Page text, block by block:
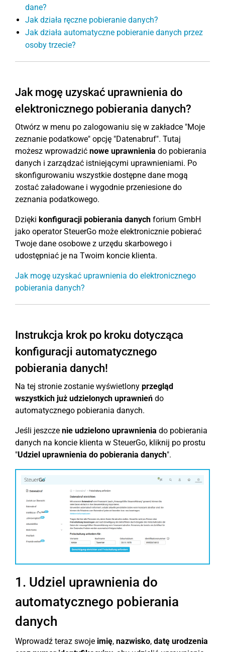
dane?
Jak działa ręczne pobieranie danych?
Jak działa automatyczne pobieranie danych przez
osoby trzecie?
Jak mogę uzyskać uprawnienia do
elektronicznego pobierania danych?
Otwórz w menu po zalogowaniu się w zakładce "Moje
zeznanie podatkowe" opcję "Datenabruf". Tutaj
możesz wprowadzić nowe uprawnienia do pobierania
danych i zarządzać istniejącymi uprawnieniami. Po
skonfigurowaniu wszystkie dostępne dane mogą
zostać załadowane i wygodnie przeniesione do
zeznania podatkowego.
Dzięki konfiguracji pobierania danych forium GmbH
jako operator SteuerGo może elektronicznie pobierać
Twoje dane osobowe z urzędu skarbowego i
udostępniać je na Twoim koncie klienta.
Jak mogę uzyskać uprawnienia do elektronicznego
pobierania danych?
Instrukcja krok po kroku dotycząca
konfiguracji automatycznego
pobierania danych!
Na tej stronie zostanie wyświetlony przegląd
wszystkich już udzielonych uprawnień do
automatycznego pobierania danych.
Jeśli jeszcze nie udzielono uprawnienia do pobierania
danych na koncie klienta w SteuerGo, kliknij po prostu
"Udziel uprawnienia do pobierania danych".
1. Udziel uprawnienia do
automatycznego pobierania
danych
Wprowadź teraz swoje imię, nazwisko, datę urodzenia